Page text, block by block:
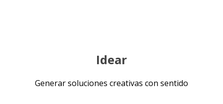
Idear
Generar soluciones creativas con sentido